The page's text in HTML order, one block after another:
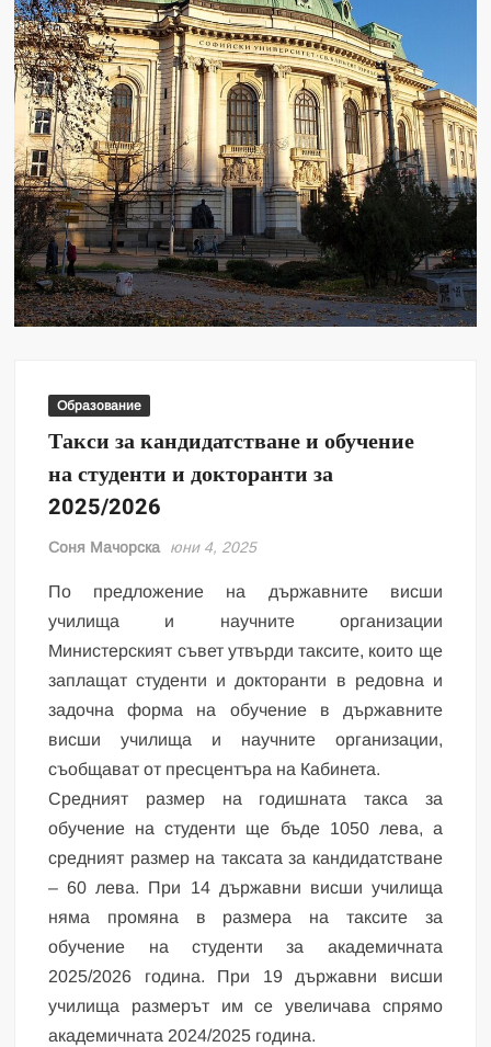
Образование
Такси за кандидатстване и обучение
на студенти и докторанти за
2025/2026
Соня Мачорска юни 4, 2025
По предложение на държавните висши
училища и научните организации
Министерският съвет утвърди таксите, които ще
заплащат студенти и докторанти в редовна и
задочна форма на обучение в държавните
висши училища и научните организации,
съобщават от пресцентъра на Кабинета.
Средният размер на годишната такса за
обучение на студенти ще бъде 1050 лева, а
средният размер на таксата за кандидатстване
– 60 лева. При 14 държавни висши училища
няма промяна в размера на таксите за
обучение на студенти за академичната
2025/2026 година. При 19 държавни висши
училища размерът им се увеличава спрямо
академичната 2024/2025 година.